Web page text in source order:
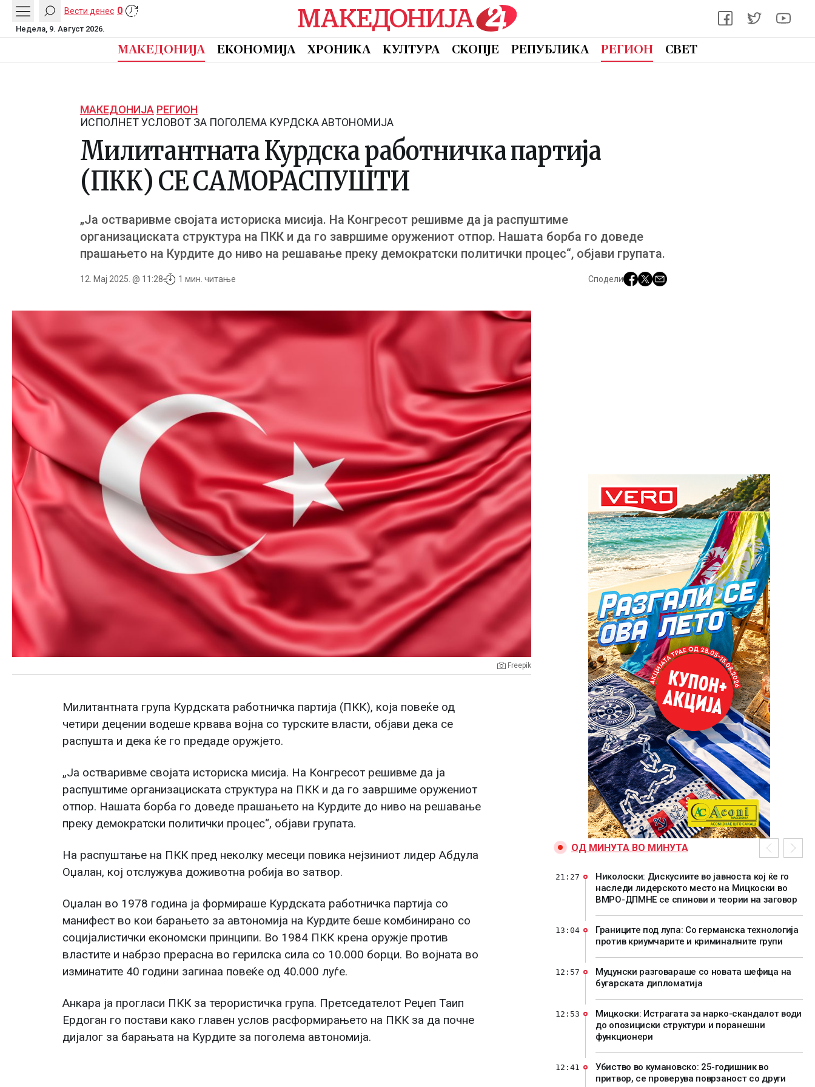
Вести денес 0
Недела, 9. Август 2026.
МАКЕДОНИЈА ЕКОНОМИЈА ХРОНИКА КУЛТУРА СКОПЈЕ РЕПУБЛИКА РЕГИОН СВЕТ
МАКЕДОНИЈА РЕГИОН
ИСПОЛНЕТ УСЛОВОТ ЗА ПОГОЛЕМА КУРДСКА АВТОНОМИЈА
Милитантната Курдска работничка партија
(ПКК) СЕ САМОРАСПУШТИ
„Ја остваривме својата историска мисија. На Конгресот решивме да ја распуштиме
организациската структура на ПКК и да го завршиме оружениот отпор. Нашата борба го доведе
прашањето на Курдите до ниво на решавање преку демократски политички процес“, објави групата.
12. Мај 2025. @ 11:28 1 мин. читање Сподели
Freepik
Милитантната група Курдската работничка партија (ПКК), која повеќе од
четири децении водеше крвава војна со турските власти, објави дека се
распушта и дека ќе го предаде оружјето.
„Ја остваривме својата историска мисија. На Конгресот решивме да ја
распуштиме организациската структура на ПКК и да го завршиме оружениот
отпор. Нашата борба го доведе прашањето на Курдите до ниво на решавање
преку демократски политички процес“, објави групата.
На распуштање на ПКК пред неколку месеци повика нејзиниот лидер Абдула
Оџалан, кој отслужува доживотна робија во затвор.
Оџалан во 1978 година ја формираше Курдската работничка партија со
манифест во кои барањето за автономија на Курдите беше комбинирано со
социјалистички економски принципи. Во 1984 ПКК крена оружје против
властите и набрзо прерасна во герилска сила со 10.000 борци. Во војната во
изминатите 40 години загинаа повеќе од 40.000 луѓе.
Анкара ја прогласи ПКК за терористичка група. Претседателот Реџеп Таип
Ердоган го постави како главен услов расформирањето на ПКК за да почне
дијалог за барањата на Курдите за поголема автономија.
ОД МИНУТА ВО МИНУТА
Николоски: Дискусиите во јавноста кој ќе го
наследи лидерското место на Мицкоски во
ВМРО-ДПМНЕ се спинови и теории на заговор
21:27
Границите под лупа: Со германска технологија
против криумчарите и криминалните групи
13:04
Муцунски разговараше со новата шефица на
бугарската дипломатија
12:57
Мицкоски: Истрагата за нарко-скандалот води
до опозициски структури и поранешни
функционери
12:53
Убиство во кумановско: 25-годишник во
притвор, се проверува поврзаност со други
12:41